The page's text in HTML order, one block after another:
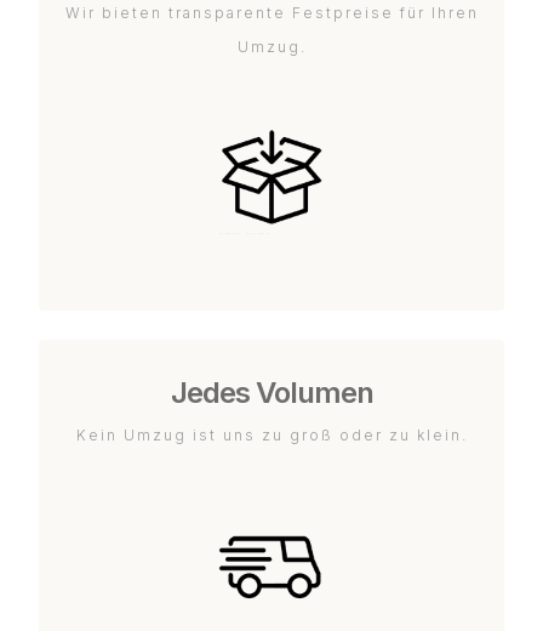
Wir bieten transparente Festpreise für Ihren
Umzug.
Jedes Volumen
Kein Umzug ist uns zu groß oder zu klein.